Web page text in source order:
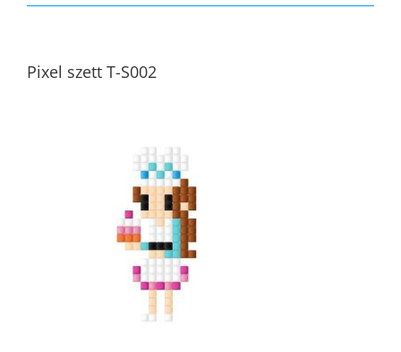
Pixel szett T-S002